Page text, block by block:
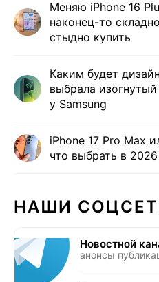
Меняю iPhone 16
наконец-то
стыдно купить
Каким будет
выбрала
у Samsung
iPhone 17 Pro Max
что выбрать в 2026
НАШИ
Новостной
анонсы